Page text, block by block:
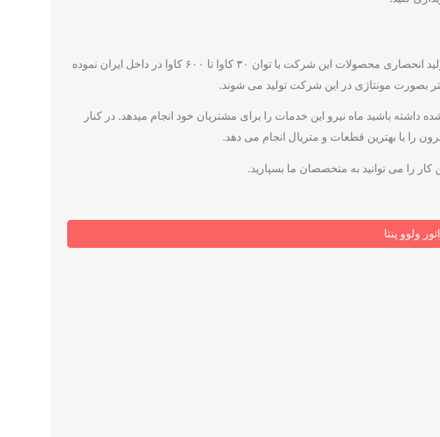
شرکت صنعتی ماه نیرو علاوه بر تولید مولد برق با انتقال تکنولوژی شرکت AVK آلمان اقدام به تولید انحصاری محصولات این شرکت با توان ۳۰ کاوا تا ۶۰۰ کاوا در داخل ایران نموده
بصورت مونتاژی در این شرکت تولید می شوند.
باشید ماه نیرو این خدمات را برای مشتریان خود انجام میدهد. در کنار
را با بهترین قطعات و متریال انجام می دهد.
کار را می توانید به متخصصان ما بسپارید.
ولوو پنتا